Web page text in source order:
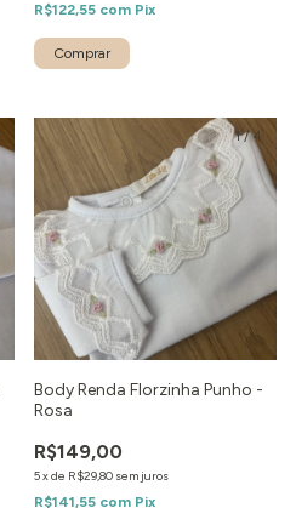
R$122,55 com Pix
1/4
Body Renda Florzinha Punho -
Rosa
R$149,00
5xde R$29,80 sem juros
R$141,55 com Pix